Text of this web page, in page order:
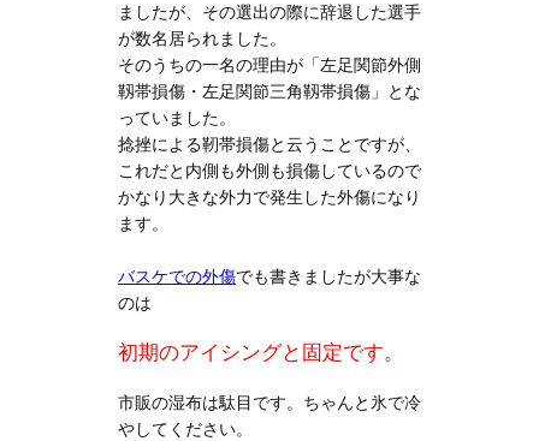
ましたが、その選出の際に辞退した選手
が数名居られました。
そのうちの一名の理由が「左足関節外側
靱帯損傷・左足関節三角靱帯損傷」とな
っていました。
捻挫による靭帯損傷と云うことですが、
これだと内側も外側も損傷しているので
かなり大きな外力で発生した外傷になり
ます。
バスケでの外傷でも書きましたが大事な
のは
初期のアイシングと固定です。
市販の湿布は駄目です。ちゃんと氷で冷
やしてください。